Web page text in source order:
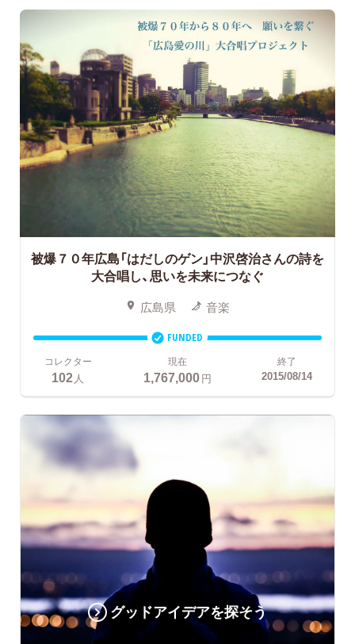
被爆７０年広島「はだしのゲン」中沢啓治さんの詩を
大合唱し、思いを未来につなぐ
広島県 音楽
FUNDED
コレクター
102 人
現在
1,767,000円
終了
2015/08/14
グッドアイデアを探そう